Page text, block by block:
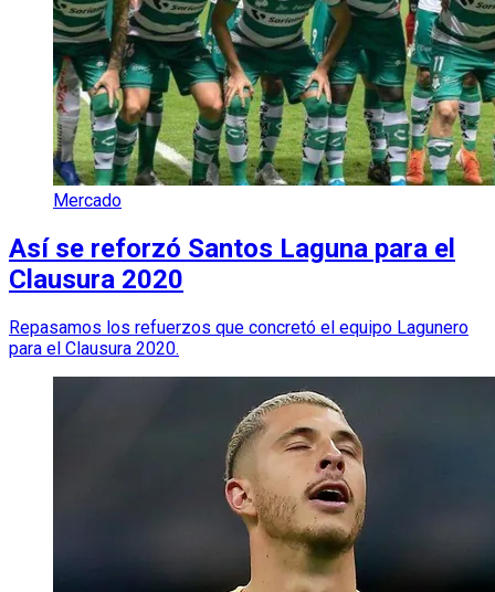
Mercado
Así se reforzó Santos Laguna para el
Clausura 2020
Repasamos los refuerzos que concretó el equipo Lagunero
para el Clausura 2020.